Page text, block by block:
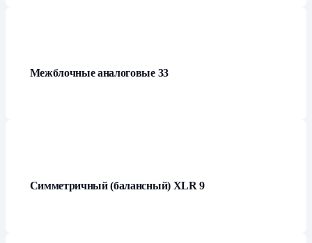
Межблочные аналоговые 33
Симметричный (балансный) XLR9